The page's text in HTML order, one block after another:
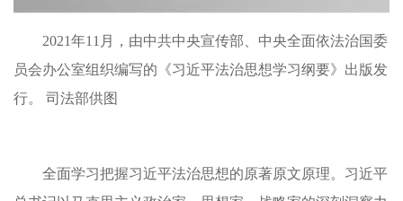
2021年11月，由中共中央宣传部、中央全面依法治国委
员会办公室组织编写的《习近平法治思想学习纲要》出版发
行。 司法部供图
全面学习把握习近平法治思想的原著原文原理。习近平